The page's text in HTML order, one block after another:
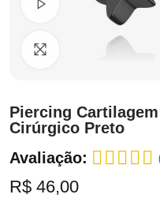
Ver Vídeo
Clique para
Piercing
Cirúrgico Preto
Avaliação:
R$ 46,00